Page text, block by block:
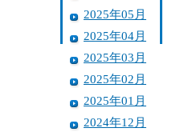
2025年05月
2025年04月
2025年03月
2025年02月
2025年01月
2024年12月